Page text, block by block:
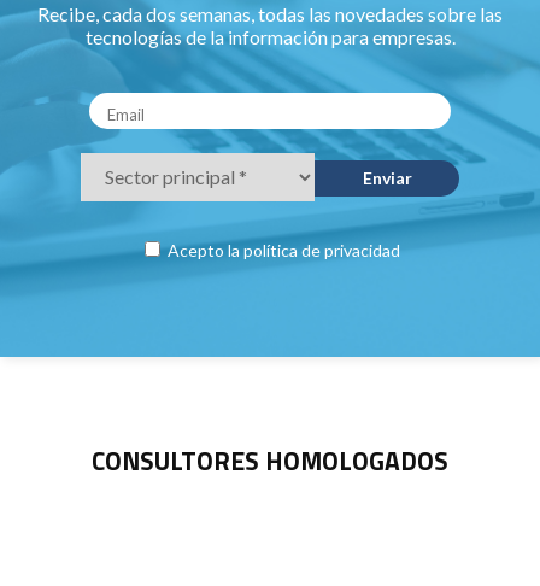
Recibe, cada dos semanas, todas las novedades sobre las
tecnologías de la información para empresas.
Acepto la política de privacidad
CONSULTORES HOMOLOGADOS